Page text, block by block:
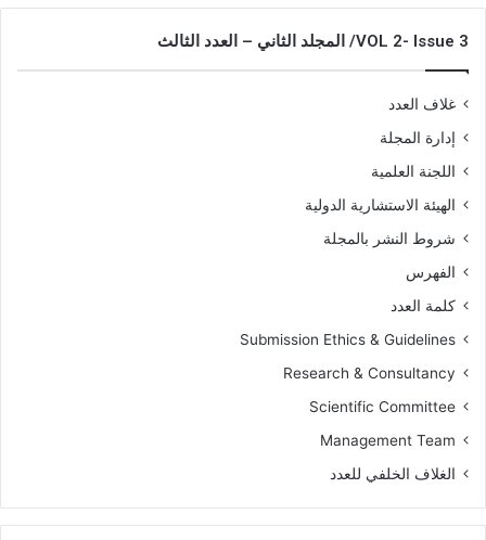
VOL 2- Issue 3/ المجلد الثاني – العدد الثالث
غلاف العدد
إدارة المجلة
اللجنة العلمية
الهيئة الاستشارية الدولية
شروط النشر بالمجلة
الفهرس
كلمة العدد
Submission Ethics & Guidelines
Research & Consultancy
Scientific Committee
Management Team
الغلاف الخلفي للعدد